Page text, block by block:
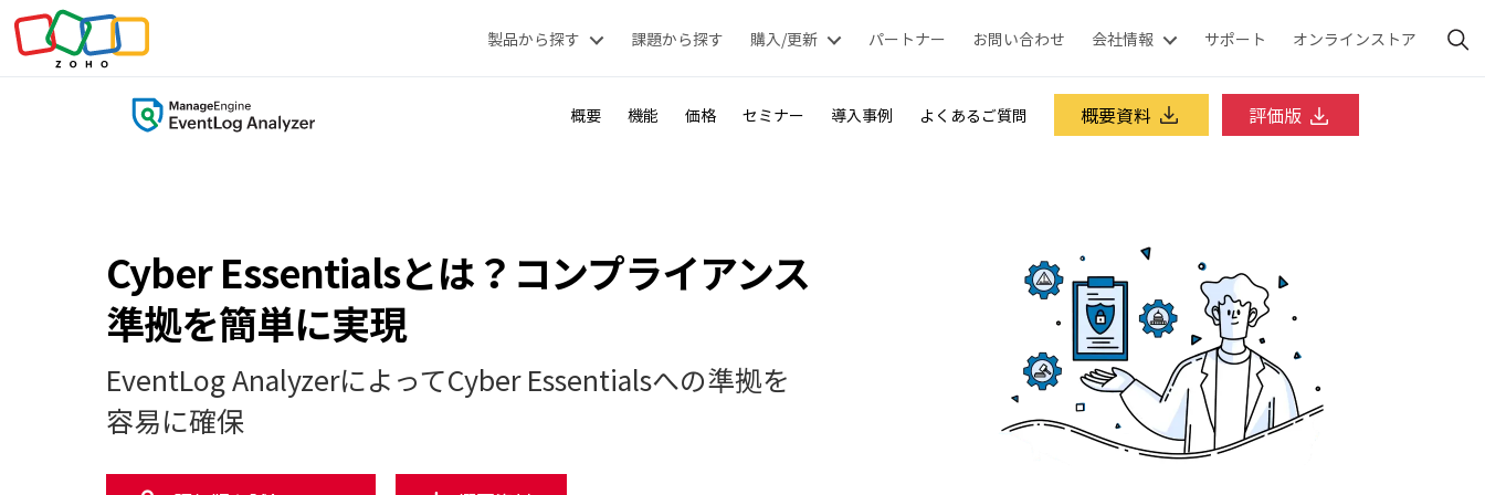
製品から探す 課題から探す 購入/更新 パートナー お問い合わせ 会社情報 サポート オンラインストア
概要 機能 価格 セミナー 導入事例 よくあるご質問 概要資料 評価版
Cyber Essentialsとは？コンプライアンス
準拠を簡単に実現
EventLog AnalyzerによってCyber Essentialsへの準拠を
容易に確保